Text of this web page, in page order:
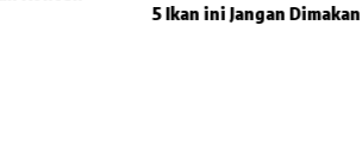
5 Ikan ini Jangan